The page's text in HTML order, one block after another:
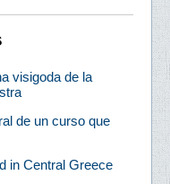
visigoda de la
de un curso que
in Central Greece